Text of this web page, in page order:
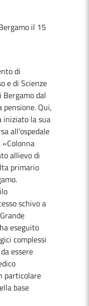
il 15
di
e di Scienze
Bergamo dal
Qui,
iniziato la sua
all’ospedale
allievo di
primario
schivo a
eseguito
complessi
essere
particolare
base